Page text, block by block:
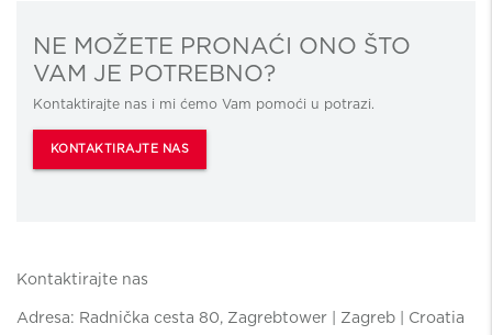
NE MOŽETE PRONAĆI ONO ŠTO
VAM JE POTREBNO?
Kontaktirajte nas i mi ćemo Vam pomoći u potrazi.
KONTAKTIRAJTE NAS
Kontaktirajte nas
Adresa: Radnička cesta 80, Zagrebtower | Zagreb | Croatia